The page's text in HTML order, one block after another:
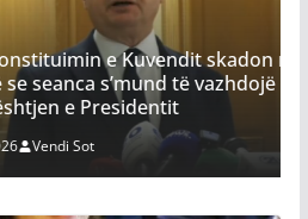
e Kuvendit skadon nesër,
s’mund të vazhdojë pa e